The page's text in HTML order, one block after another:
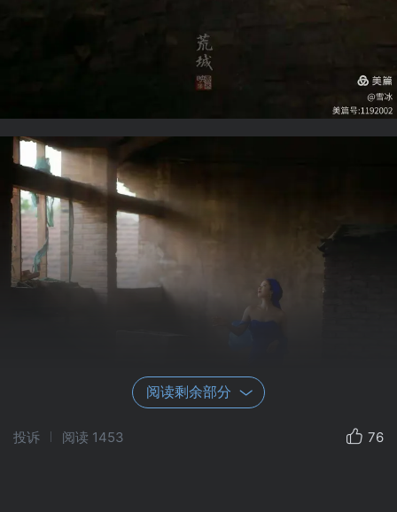
阅读剩余部分
投诉 阅读 1453 76